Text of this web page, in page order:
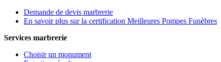
Demande de devis marbrerie
En savoir plus sur la certification Meilleures Pompes Funèbres
Services marbrerie
Choisir un monument